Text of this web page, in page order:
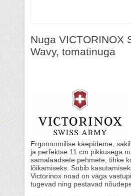
Nuga VICTORINOX
Wavy, tomatinuga
Ergonoomilise käepideme,
ja perfektse 11 cm pikkusega
samalaadsete pehmete, tihke
lõikamiseks. Sobib
Victorinox noad on väga
tugevad ning pestavad